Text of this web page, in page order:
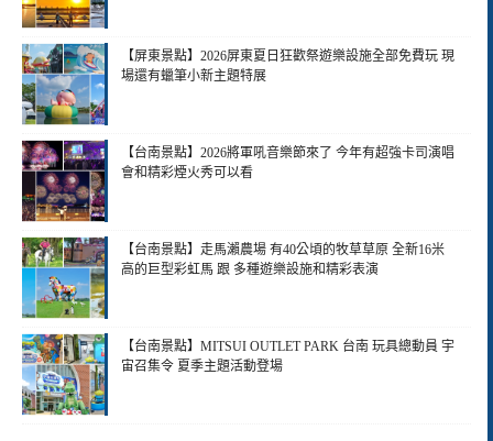
【屏東景點】2026屏東夏日狂歡祭遊樂設施全部免費玩 現
場還有蠟筆小新主題特展
【台南景點】2026將軍吼音樂節來了 今年有超強卡司演唱
會和精彩煙火秀可以看
【台南景點】走馬瀨農場 有40公頃的牧草草原 全新16米
高的巨型彩虹馬 跟 多種遊樂設施和精彩表演
【台南景點】MITSUI OUTLET PARK 台南 玩具總動員 宇
宙召集令 夏季主題活動登場